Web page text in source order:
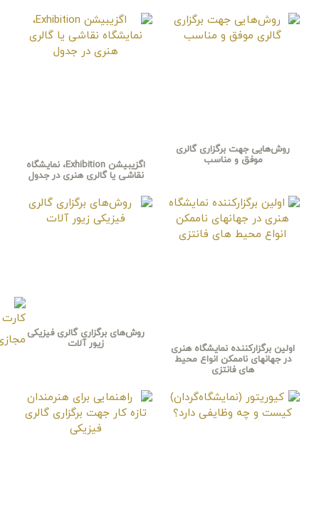
روش‌هایی جهت برگزاری گالری
موفق و مناسب
اگزیبیشن Exhibition، نمایشگاه
نقاشی یا گالری هنری در جدول
اولین برگزارکننده نمایشگاه هنری
در جهانهای ناممکن انواع محیط
های فانتزی
روش‌های برگزاری گالری فیزیکی
زیور آلات